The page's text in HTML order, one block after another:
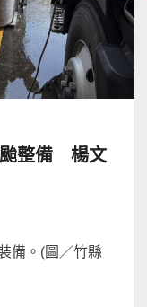
颱整備 楊文
備。(圖／竹縣